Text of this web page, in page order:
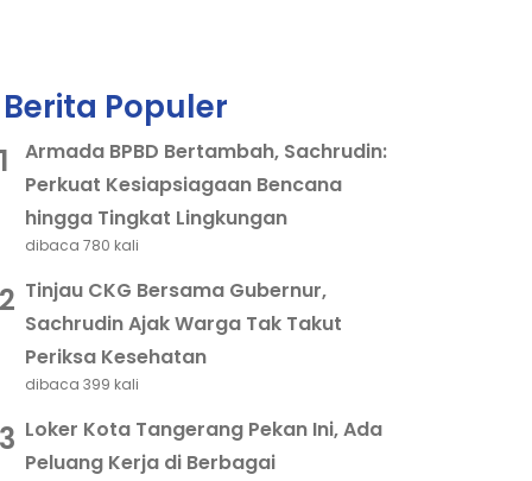
Populer
Armada BPBD Bertambah, Sachrudin:
Perkuat Kesiapsiagaan Bencana
hingga Tingkat Lingkungan
dibaca 780 kali
Tinjau CKG Bersama Gubernur,
Sachrudin Ajak Warga Tak Takut
Periksa Kesehatan
dibaca 399 kali
Loker Kota Tangerang Pekan Ini, Ada
Peluang Kerja di Berbagai